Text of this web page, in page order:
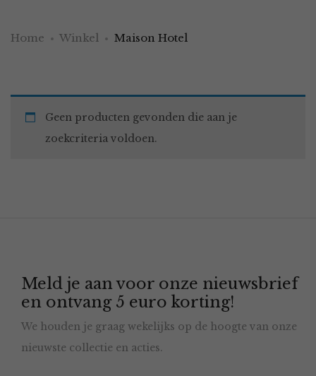
Home Winkel Maison Hotel
Geen producten gevonden die aan je
zoekcriteria voldoen.
Meld je aan voor onze nieuwsbrief
en ontvang 5 euro korting!
We houden je graag wekelijks op de hoogte van onze
nieuwste collectie en acties.